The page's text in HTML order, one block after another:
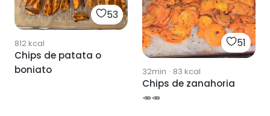
53
812kcal
Chips de patata o
boniato
51
32min · 83 kcal
Chips de zanahoria
🥕🥕